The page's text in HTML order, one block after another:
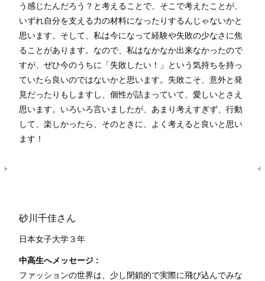
う感じたんだろう？と考えることで、そこで考えたことが、
いずれ自分を支える力の材料になったりするんじゃないかと
思います。そして、私は今になって経験や失敗の少なさに焦
ることがあります。なので、私はなかなか出来なかったので
すが、ぜひ今のうちに「失敗したい！」という気持ちを持っ
ていたら良いのではないかと思います。失敗こそ、意外と発
見だったりもしますし、個性が詰まっていて、愛しいとさえ
思います。いろいろ言いましたが、あまり考えすぎず、行動
して、楽しかったら、そのときに、よく考えると良いと思い
ます！
砂川千佳さん
日本女子大学３年
中高生へメッセージ :
ファッションの世界は、少し閉鎖的で実際に飛び込んでみな